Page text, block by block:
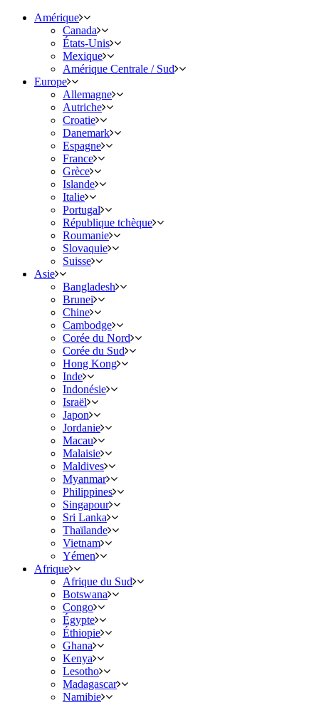
Amérique
Canada
États-Unis
Mexique
Amérique Centrale / Sud
Europe
Allemagne
Autriche
Croatie
Danemark
Espagne
France
Grèce
Islande
Italie
Portugal
République tchèque
Roumanie
Slovaquie
Suisse
Asie
Bangladesh
Brunei
Chine
Cambodge
Corée du Nord
Corée du Sud
Hong Kong
Inde
Indonésie
Israël
Japon
Jordanie
Macau
Malaisie
Maldives
Myanmar
Philippines
Singapour
Sri Lanka
Thaïlande
Vietnam
Yémen
Afrique
Afrique du Sud
Botswana
Congo
Égypte
Éthiopie
Ghana
Kenya
Lesotho
Madagascar
Namibie